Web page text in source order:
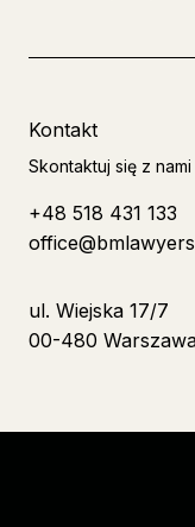
Kontakt
Skontaktuj się z
+48 518 431 133
ul. Wiejska 17/7
00-480